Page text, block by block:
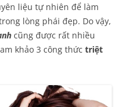
liệu tự nhiên để làm
lòng phái đẹp. Do vậy,
cũng được rất nhiều
khảo 3 công thức triệt